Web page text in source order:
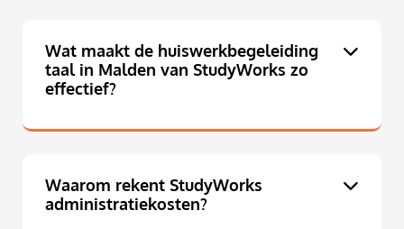
Wat maakt de huiswerkbegeleiding
taal in Malden van StudyWorks zo
effectief?
Waarom rekent StudyWorks
administratiekosten?